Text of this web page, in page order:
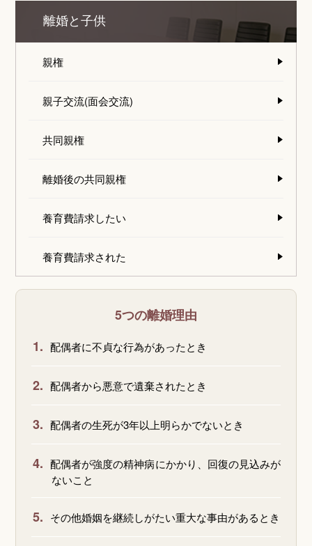
離婚と子供
親権
親子交流(面会交流)
共同親権
離婚後の共同親権
養育費請求したい
養育費請求された
5つの離婚理由
1. 配偶者に不貞な行為があったとき
2. 配偶者から悪意で遺棄されたとき
3. 配偶者の生死が3年以上明らかでないとき
4. 配偶者が強度の精神病にかかり、回復の見込みが
ないこと
5. その他婚姻を継続しがたい重大な事由があるとき